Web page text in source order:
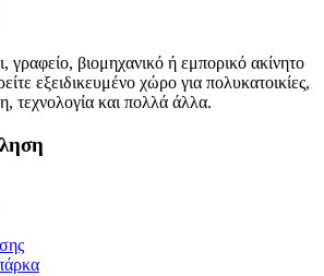
γραφείο, βιομηχανικό ή εμπορικό ακίνητο
εξειδικευμένο χώρο για πολυκατοικίες,
τεχνολογία και πολλά άλλα.